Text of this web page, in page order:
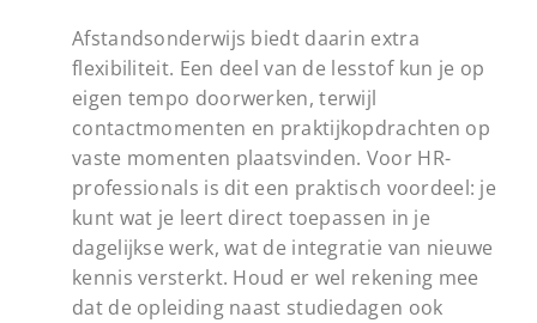
Afstandsonderwijs biedt daarin extra
flexibiliteit. Een deel van de lesstof kun je op
eigen tempo doorwerken, terwijl
contactmomenten en praktijkopdrachten op
vaste momenten plaatsvinden. Voor HR-
professionals is dit een praktisch voordeel: je
kunt wat je leert direct toepassen in je
dagelijkse werk, wat de integratie van nieuwe
kennis versterkt. Houd er wel rekening mee
dat de opleiding naast studiedagen ook